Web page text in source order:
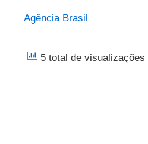
Agência Brasil
5 total de visualizações